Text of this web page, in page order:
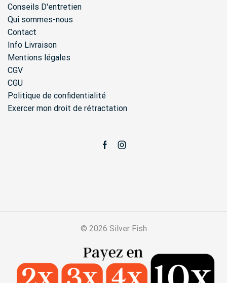
Conseils D'entretien
Qui sommes-nous
Contact
Info Livraison
Mentions légales
CGV
CGU
Politique de confidentialité
Exercer mon droit de rétractation
FacebookInstagram
© 2026 Silver Fish